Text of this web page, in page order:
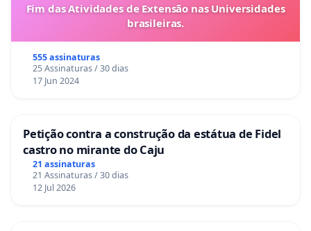
Fim das Atividades de Extensão nas Universidades
brasileiras.
555 assinaturas
25 Assinaturas / 30 dias
17 Jun 2024
Petição contra a construção da estátua de Fidel
castro no mirante do Caju
21 assinaturas
21 Assinaturas / 30 dias
12 Jul 2026